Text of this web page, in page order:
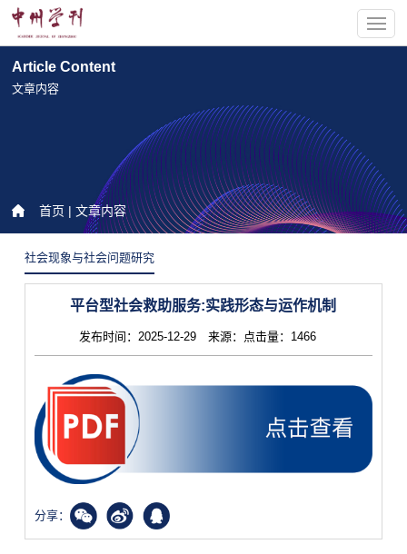
Article Content
文章内容
首页 | 文章内容
社会现象与社会问题研究
平台型社会救助服务:实践形态与运作机制
发布时间：2025-12-29 来源：点击量：1466
分享：